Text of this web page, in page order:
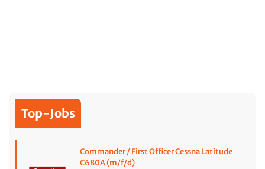
Top-Jobs
Commander / First Officer Cessna Latitude
C680A (m/f/d)